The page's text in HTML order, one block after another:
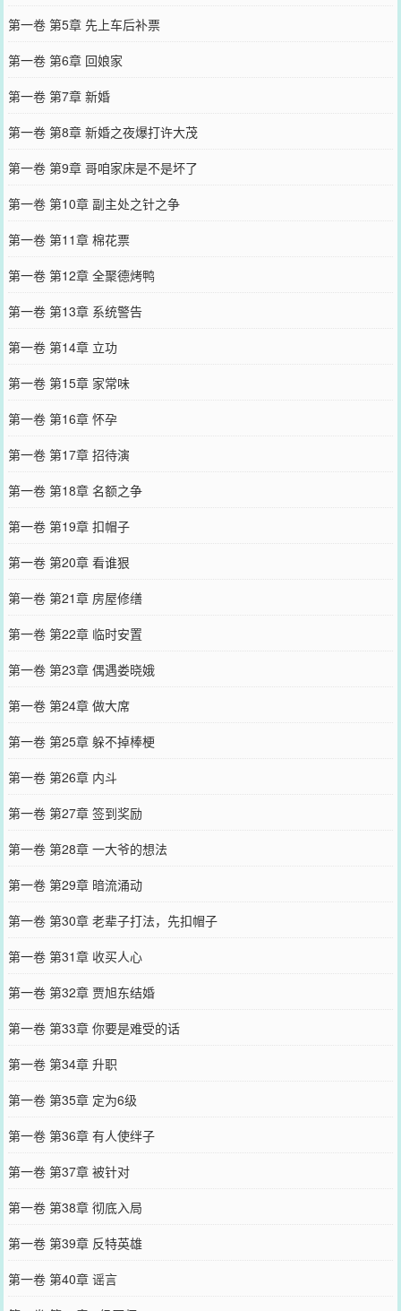
第一卷 第5章 先上车后补票
第一卷 第6章 回娘家
第一卷 第7章 新婚
第一卷 第8章 新婚之夜爆打许大茂
第一卷 第9章 哥咱家床是不是坏了
第一卷 第10章 副主处之针之争
第一卷 第11章 棉花票
第一卷 第12章 全聚德烤鸭
第一卷 第13章 系统警告
第一卷 第14章 立功
第一卷 第15章 家常味
第一卷 第16章 怀孕
第一卷 第17章 招待演
第一卷 第18章 名额之争
第一卷 第19章 扣帽子
第一卷 第20章 看谁狠
第一卷 第21章 房屋修缮
第一卷 第22章 临时安置
第一卷 第23章 偶遇娄晓娥
第一卷 第24章 做大席
第一卷 第25章 躲不掉棒梗
第一卷 第26章 内斗
第一卷 第27章 签到奖励
第一卷 第28章 一大爷的想法
第一卷 第29章 暗流涌动
第一卷 第30章 老辈子打法，先扣帽子
第一卷 第31章 收买人心
第一卷 第32章 贾旭东结婚
第一卷 第33章 你要是难受的话
第一卷 第34章 升职
第一卷 第35章 定为6级
第一卷 第36章 有人使绊子
第一卷 第37章 被针对
第一卷 第38章 彻底入局
第一卷 第39章 反特英雄
第一卷 第40章 谣言